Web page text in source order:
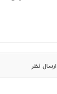
ارسال نظر